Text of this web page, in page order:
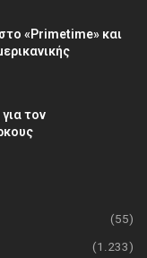
«Primetime» και
τον
(55)
(1.233)